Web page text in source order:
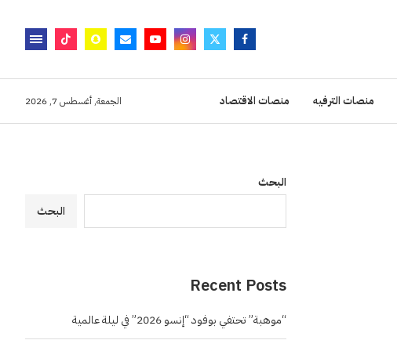
منصات الترفيه منصات الاقتصاد الجمعة, أغسطس 7, 2026
البحث
البحث
Recent Posts
“موهبة” تحتفي بوفود “إنسو 2026” في ليلة عالمية